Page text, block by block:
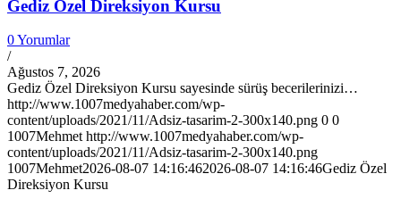
Gediz Özel Direksiyon Kursu
0 Yorumlar
/
Ağustos 7, 2026
Gediz Özel Direksiyon Kursu sayesinde sürüş becerilerinizi…
http://www.1007medyahaber.com/wp-
content/uploads/2021/11/Adsiz-tasarim-2-300x140.png 0 0
1007Mehmet http://www.1007medyahaber.com/wp-
content/uploads/2021/11/Adsiz-tasarim-2-300x140.png
1007Mehmet2026-08-07 14:16:462026-08-07 14:16:46Gediz Özel
Direksiyon Kursu